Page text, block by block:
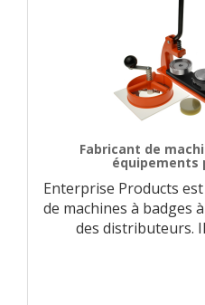
Fabricant de
équipements
Enterprise Products
de machines à badges
des distributeurs.